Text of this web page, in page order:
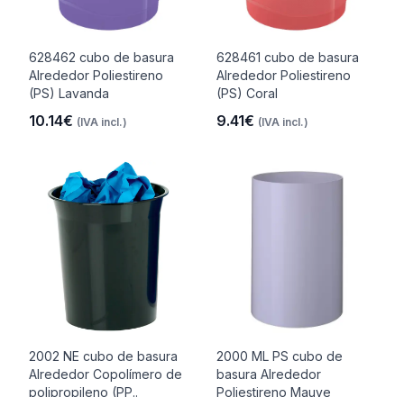
628462 cubo de basura
Alrededor Poliestireno
(PS) Lavanda
10.14€ (IVA incl.)
628461 cubo de basura
Alrededor Poliestireno
(PS) Coral
9.41€ (IVA incl.)
2002 NE cubo de basura
Alrededor Copolímero de
polipropileno (PP..
2000 ML PS cubo de
basura Alrededor
Poliestireno Mauve